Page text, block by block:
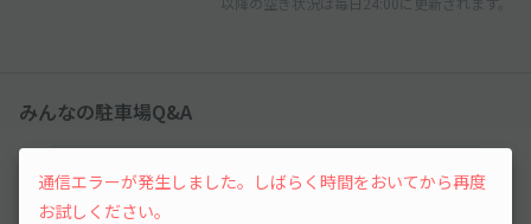
みんなの駐車場Q&A
まだ質問がありません。なにかわからないことや
不安な点があれば気軽に質問してみましょう。
通信エラーが発生しました。しばらく時間をおいてから再度
お試しください。